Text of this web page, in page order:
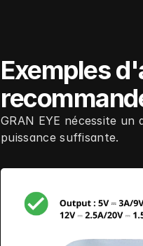
Exemples
GRAN EYE nécessite
puissance suffisante.